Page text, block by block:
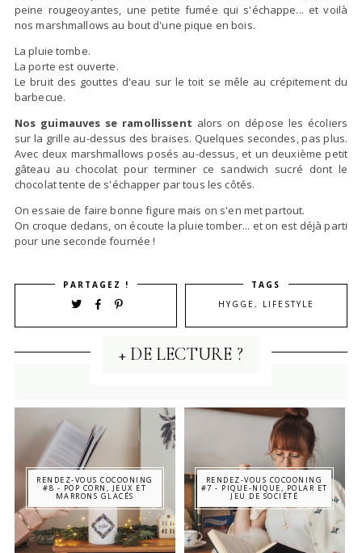
peine rougeoyantes, une petite fumée qui s'échappe... et voilà
nos marshmallows au bout d'une pique en bois.
La pluie tombe.
La porte est ouverte.
Le bruit des gouttes d'eau sur le toit se mêle au crépitement du
barbecue.
Nos guimauves se ramollissent alors on dépose les écoliers
sur la grille au-dessus des braises. Quelques secondes, pas plus.
Avec deux marshmallows posés au-dessus, et un deuxième petit
gâteau au chocolat pour terminer ce sandwich sucré dont le
chocolat tente de s'échapper par tous les côtés.
On essaie de faire bonne figure mais on s'en met partout.
On croque dedans, on écoute la pluie tomber... et on est déjà parti
pour une seconde fournée !
PARTAGEZ !
TAGS
HYGGE , LIFESTYLE
+ DE LECTURE ?
RENDEZ-VOUS COCOONING
#8 - POP CORN, JEUX ET
MARRONS GLACÉS
RENDEZ-VOUS COCOONING
#7 - PIQUE-NIQUE, POLAR ET
JEU DE SOCIÉTÉ